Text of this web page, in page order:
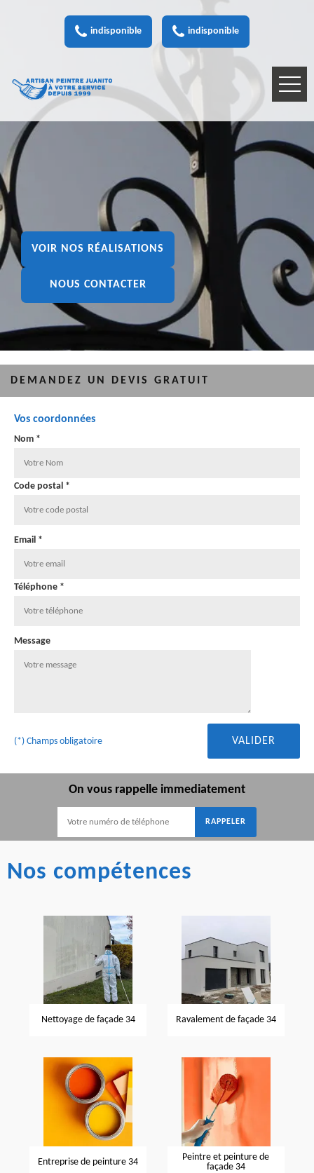
indisponible indisponible
VOIR NOS RÉALISATIONS
NOUS CONTACTER
DEMANDEZ UN DEVIS GRATUIT
Vos coordonnées
Nom *
Code postal *
Email *
Téléphone *
Message
(*) Champs obligatoire
On vous rappelle immediatement
Nos compétences
Nettoyage de façade 34 Ravalement de façade 34
Entreprise de peinture 34
Peintre et peinture de
façade 34